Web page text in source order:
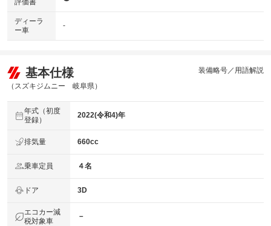
評価書
ディーラ
ー車
-
基本仕様
（スズキジムニー 岐阜県）
装備略号／用語解説
年式（初度
登録）
2022(令和4)年
排気量 660cc
乗車定員 ４名
ドア 3D
エコカー減
税対象車
－